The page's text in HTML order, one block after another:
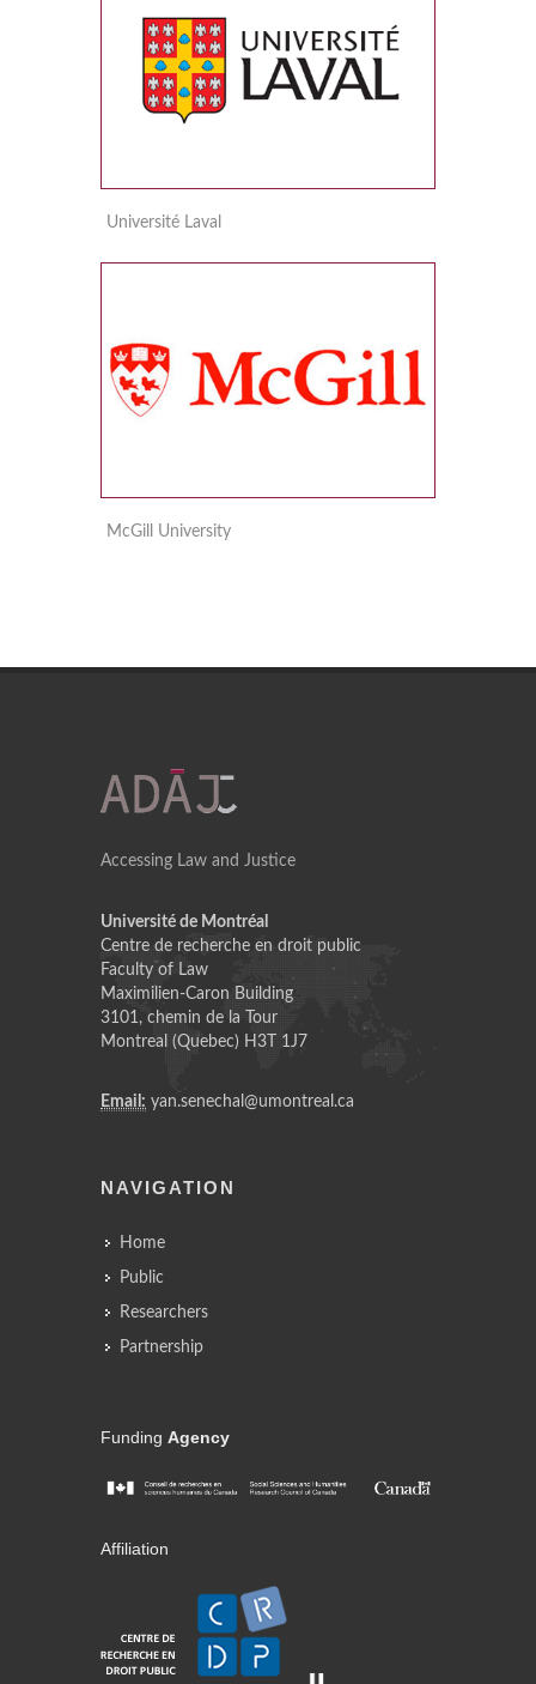
Université Laval
McGill University
Accessing Law and Justice
Université de Montréal
Centre de recherche en droit public
Faculty of Law
Maximilien-Caron Building
3101, chemin de la Tour
Montreal (Quebec) H3T 1J7
Email: yan.senechal@umontreal.ca
NAVIGATION
Home
Public
Researchers
Partnership
Funding Agency
Affiliation